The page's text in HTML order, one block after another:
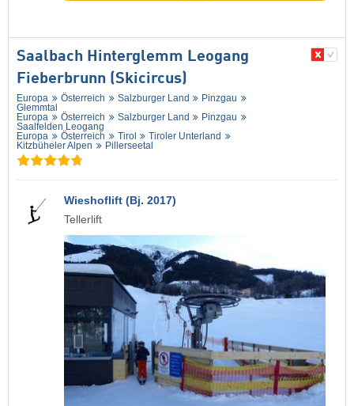
Saalbach Hinterglemm Leogang
Fieberbrunn (Skicircus)
Europa Österreich Salzburger Land
Pinzgau
Glemmtal
Europa
Österreich Salzburger Land
Pinzgau
Saalfelden Leogang
Europa
Österreich Tirol
Tiroler Unterland
Kitzbüheler Alpen
Pillerseetal
Wieshoflift (Bj. 2017)
Tellerlift